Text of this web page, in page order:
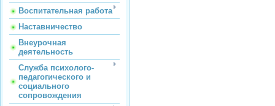
Воспитательная работа
Наставничество
Внеурочная
деятельность
Служба психолого-
педагогического и
социального
сопровождения